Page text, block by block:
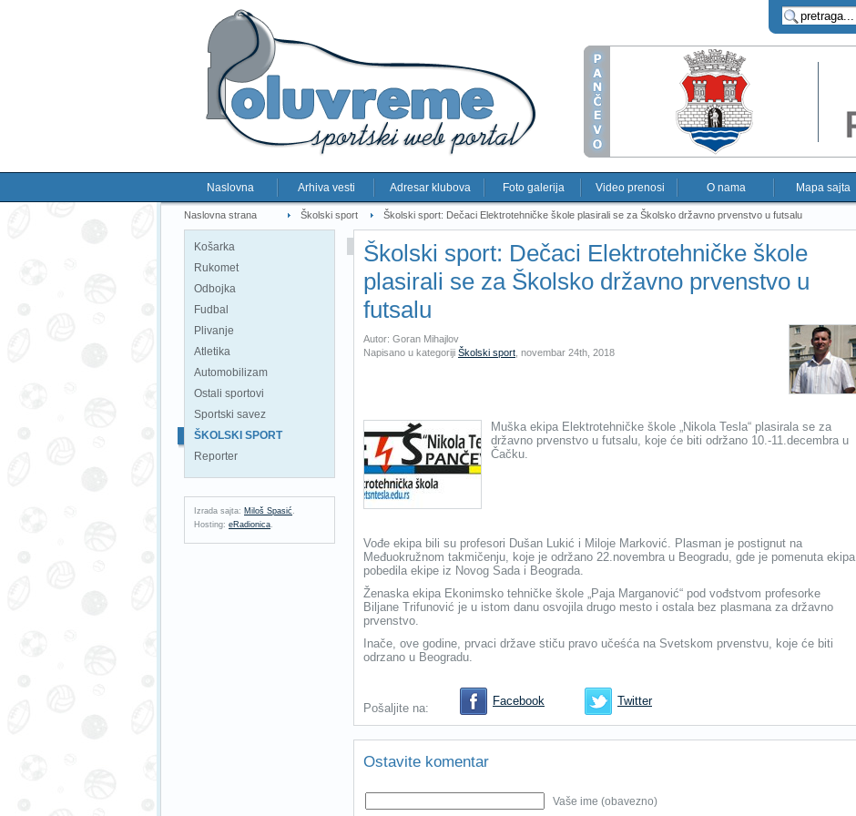
Naslovna Arhiva vesti Adresar klubova Foto galerija Video prenosi O nama Mapa sajta
Naslovna strana Školski sport Školski sport: Dečaci Elektrotehničke škole plasirali se za Školsko državno prvenstvo u futsalu
Košarka
Rukomet
Odbojka
Fudbal
Plivanje
Atletika
Automobilizam
Ostali sportovi
Sportski savez
ŠKOLSKI SPORT
Reporter
Izrada sajta: Miloš Spasić .
Hosting: eRadionica.
Školski sport: Dečaci Elektrotehničke škole
plasirali se za Školsko državno prvenstvo u
futsalu
Autor: Goran Mihajlov
Napisano u kategoriji Školski sport novembar 24th, 2018
Muška ekipa Elektrotehničke škole „Nikola Tesla“ plasirala se za
državno prvenstvo u futsalu, koje će biti održano 10.-11.decembra u
Čačku.
Vođe ekipa bili su profesori Dušan Lukić i Miloje Marković. Plasman je postignut na
Međuokružnom takmičenju, koje je održano 22.novembra u Beogradu, gde je pomenuta ekipa
pobedila ekipe iz Novog Sada i Beograda.
Ženaska ekipa Ekonimsko tehničke škole „Paja Marganović“ pod vođstvom profesorke
Biljane Trifunović je u istom danu osvojila drugo mesto i ostala bez plasmana za državno
prvenstvo.
Inače, ove godine, prvaci države stiču pravo učeśća na Svetskom prvenstvu, koje će biti
odrzano u Beogradu.
Pošaljite na:
Facebook Twitter
Ostavite komentar
Vaše ime (obavezno)